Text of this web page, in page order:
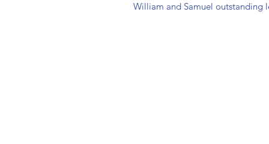
William and Samuel outstanding